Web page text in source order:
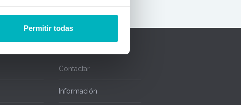
Permitir todas
Contactar
Información